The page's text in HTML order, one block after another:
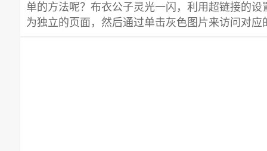
单的方法呢？布衣公子灵光一闪，利用超链接的
为独立的页面，然后通过单击灰色图片来访问对应